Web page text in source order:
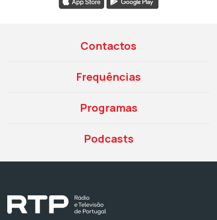
Contactos
Frequências
Programas
Podcasts